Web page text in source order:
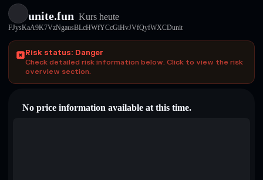
unite.fun Kurs heute
FJysKaA9K7VzNgausBLcHWfYCcGiHvJVfQyfWXCDunit
Risk status: Danger
Check detailed risk information below. Click to view the risk
overview section.
No price information available at this time.